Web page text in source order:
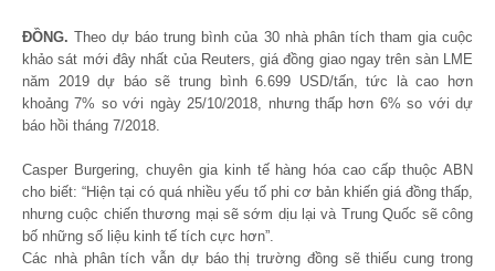
ĐỒNG. Theo dự báo trung bình của 30 nhà phân tích tham gia cuộc
khảo sát mới đây nhất của Reuters, giá đồng giao ngay trên sàn LME
năm 2019 dự báo sẽ trung bình 6.699 USD/tấn, tức là cao hơn
khoảng 7% so với ngày 25/10/2018, nhưng thấp hơn 6% so với dự
báo hồi tháng 7/2018.
Casper Burgering, chuyên gia kinh tế hàng hóa cao cấp thuộc ABN
cho biết: “Hiện tại có quá nhiều yếu tố phi cơ bản khiến giá đồng thấp,
nhưng cuộc chiến thương mại sẽ sớm dịu lại và Trung Quốc sẽ công
bố những số liệu kinh tế tích cực hơn”.
Các nhà phân tích vẫn dự báo thị trường đồng sẽ thiếu cung trong